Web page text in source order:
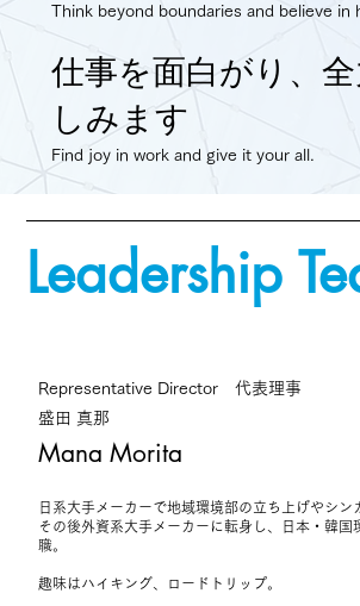
Think beyond boundaries and believe in
仕事を⾯⽩がり、
しみます
Find joy in work and give it your all.
Leadership
Representative Director 代表理事
盛田 真那
Mana Morita
日系大手メーカーで地域環境部の立ち上げやシン
その後外資系大手メーカーに転身し、日本・韓国
職。
趣味はハイキング、ロードトリップ。